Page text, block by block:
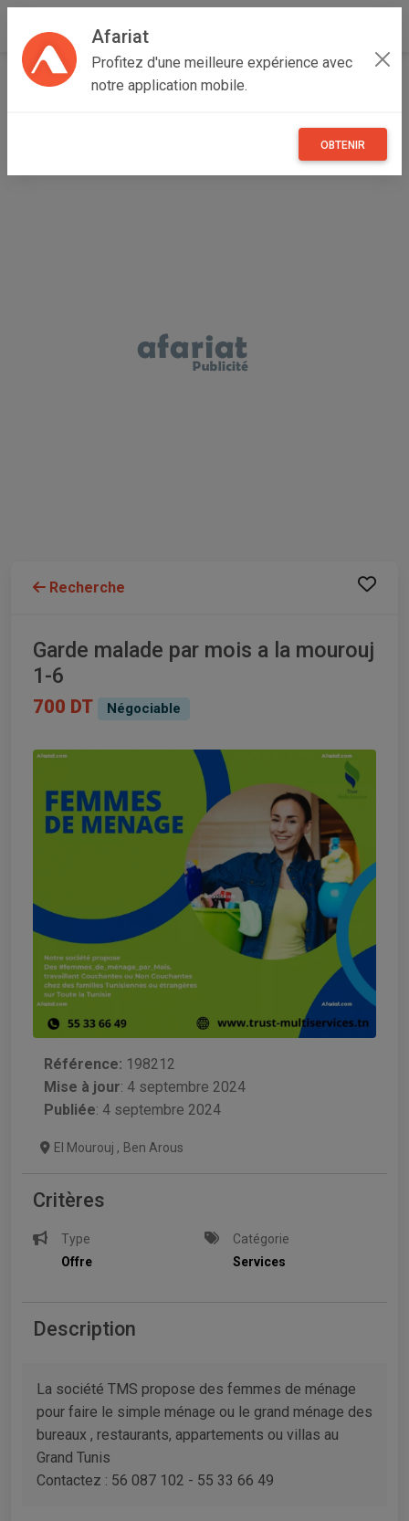
Afariat
Profitez d'une meilleure expérience avec
notre application mobile.
OBTENIR
Accueil Emploi, affaires et services
Recherche
Garde malade par mois a la mourouj
1-6
700 DT Négociable
Référence: 198212
Mise à jour: 4 septembre 2024
Publiée: 4 septembre 2024
El Mourouj , Ben Arous
Critères
Type
Offre
Catégorie
Services
Description
La société TMS propose des femmes de ménage
pour faire le simple ménage ou le grand ménage des
bureaux , restaurants, appartements ou villas au
Grand Tunis
Contactez : 56 087 102 - 55 33 66 49